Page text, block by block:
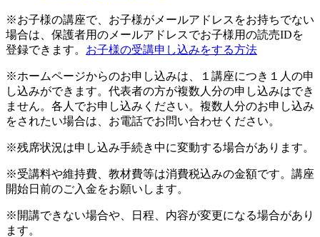
※お子様の講座で、お子様がメールアドレスをお持ちでない
場合は、保護者用のメールアドレスでお子様用の読売IDを
登録できます。 お子様の受講申し込みをする方法
※ホームページからのお申し込みは、１講座につき１人の申
し込みができます。代表者の方が複数人分の申し込みはでき
ません。各人でお申し込みください。複数人分のお申し込み
をされたい場合は、お電話でお問い合わせください。
※残席状況は申し込み手続き中に変動する場合があります。
※受講料や維持費、教材費等は消費税込みの金額です。講座
開始日前のご入金をお願いします。
※開講できない場合や、日程、内容が変更になる場合があり
ます。